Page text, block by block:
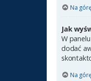
Na górę
Jak
W
dodać
Na górę